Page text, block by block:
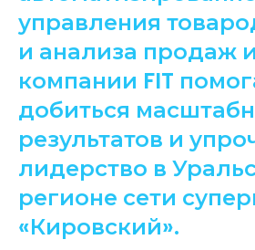
управления
и анализа продаж
компании FIT
добиться
результатов и
лидерство в
регионе сети
«Кировский».